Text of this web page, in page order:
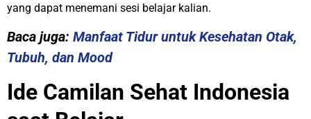
yang dapat menemani sesi belajar kalian.
Baca juga: Manfaat Tidur untuk Kesehatan Otak,
Tubuh, dan Mood
Ide Camilan Sehat Indonesia